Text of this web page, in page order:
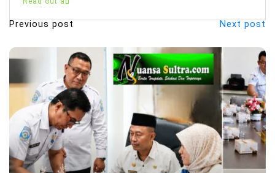
N
a
i
a
s
i
Previous post Next post